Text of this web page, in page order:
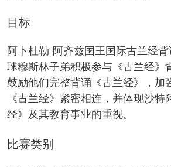
目标
阿卜杜勒-阿齐兹国王国际古兰经
球穆斯林子弟积极参与《古兰经》
鼓励他们完整背诵《古兰经》，加
《古兰经》紧密相连，并体现沙特
经》及其教育事业的重视。
比赛类别